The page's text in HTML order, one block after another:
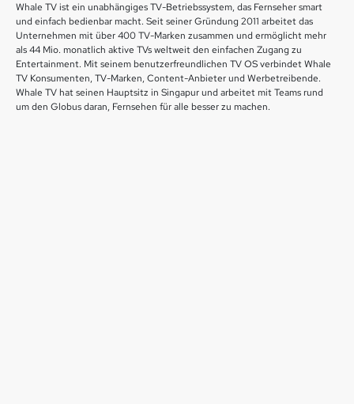
Whale TV ist ein unabhängiges TV-Betriebssystem, das Fernseher smart
und einfach bedienbar macht. Seit seiner Gründung 2011 arbeitet das
Unternehmen mit über 400 TV-Marken zusammen und ermöglicht mehr
als 44 Mio. monatlich aktive TVs weltweit den einfachen Zugang zu
Entertainment. Mit seinem benutzerfreundlichen TV OS verbindet Whale
TV Konsumenten, TV-Marken, Content-Anbieter und Werbetreibende.
Whale TV hat seinen Hauptsitz in Singapur und arbeitet mit Teams rund
um den Globus daran, Fernsehen für alle besser zu machen.